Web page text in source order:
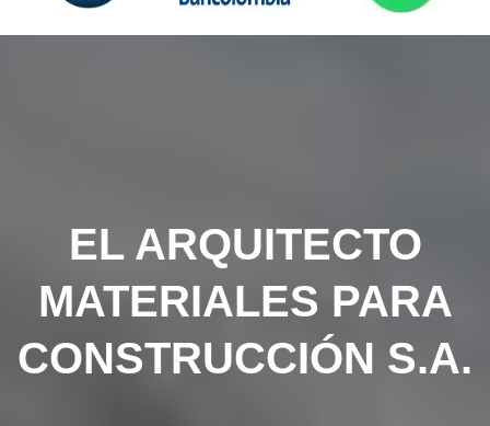
EL ARQUITECTO
MATERIALES PARA
CONSTRUCCIÓN S.A.